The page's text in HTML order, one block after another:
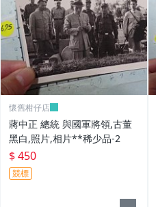
懷舊柑仔店
蔣中正 總統 與國軍將領,古董
黑白,照片,相片**稀少品-2
$ 450
競標